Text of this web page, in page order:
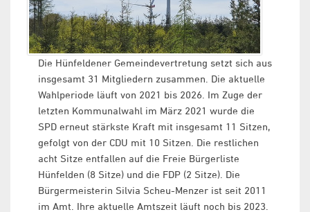
Die Hünfeldener Gemeindevertretung setzt sich aus
insgesamt 31 Mitgliedern zusammen. Die aktuelle
Wahlperiode läuft von 2021 bis 2026. Im Zuge der
letzten Kommunalwahl im März 2021 wurde die
SPD erneut stärkste Kraft mit insgesamt 11 Sitzen,
gefolgt von der CDU mit 10 Sitzen. Die restlichen
acht Sitze entfallen auf die Freie Bürgerliste
Hünfelden (8 Sitze) und die FDP (2 Sitze). Die
Bürgermeisterin Silvia Scheu-Menzer ist seit 2011
im Amt. Ihre aktuelle Amtszeit läuft noch bis 2023.